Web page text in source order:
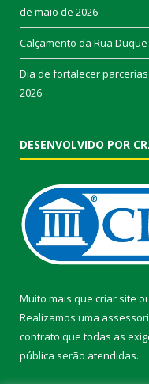
de maio de 2026
Calçamento da Rua
Dia de fortalecer
2026
DESENVOLVIDO POR
Muito mais que criar site
Realizamos uma
contrato que todas as
pública serão atendidas.